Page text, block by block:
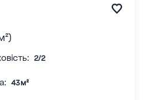
2/2
43 м²